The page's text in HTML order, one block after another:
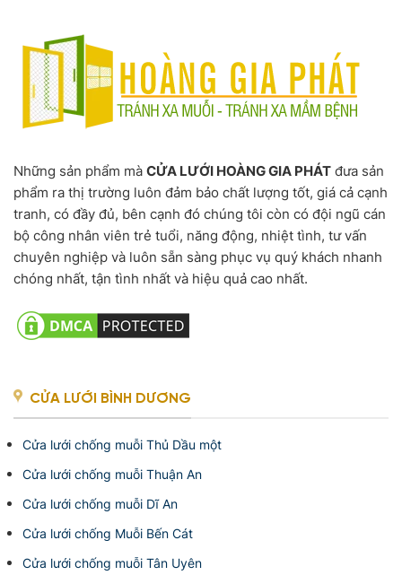
Những sản phẩm mà CỬA LƯỚI HOÀNG GIA PHÁT đưa sản
phẩm ra thị trường luôn đảm bảo chất lượng tốt, giá cả cạnh
tranh, có đầy đủ, bên cạnh đó chúng tôi còn có đội ngũ cán
bộ công nhân viên trẻ tuổi, năng động, nhiệt tình, tư vấn
chuyên nghiệp và luôn sẵn sàng phục vụ quý khách nhanh
chóng nhất, tận tình nhất và hiệu quả cao nhất.
CỬA LƯỚI BÌNH DƯƠNG
Cửa lưới chống muỗi Thủ Dầu một
Cửa lưới chống muỗi Thuận An
Cửa lưới chống muỗi Dĩ An
Cửa lưới chống Muỗi Bến Cát
Cửa lưới chống muỗi Tân Uyên